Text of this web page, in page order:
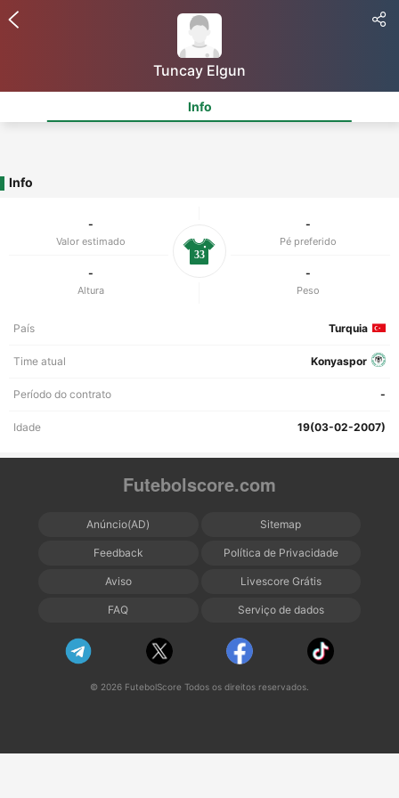
Tuncay Elgun
Info
Info
-
Valor estimado
-
Pé preferido
-
Altura
-
Peso
33
País Turquia
Time atual Konyaspor
Período do contrato -
Idade 19(03-02-2007)
Futebolscore.com
Anúncio(AD) Sitemap
Feedback Política de Privacidade
Aviso Livescore Grátis
FAQ Serviço de dados
© 2026 FutebolScore Todos os direitos reservados.